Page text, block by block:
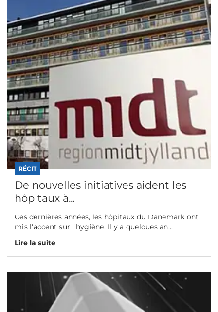
RÉCIT
De nouvelles initiatives aident les
hôpitaux à...
Ces dernières années, les hôpitaux du Danemark ont
mis l'accent sur l'hygiène. Il y a quelques an...
Lire la suite